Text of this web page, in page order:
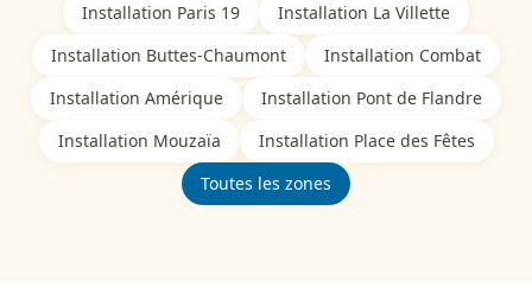
Installation Paris 19 Installation La Villette
Installation Buttes-Chaumont Installation Combat
Installation Amérique Installation Pont de Flandre
Installation Mouzaïa Installation Place des Fêtes
Toutes les zones